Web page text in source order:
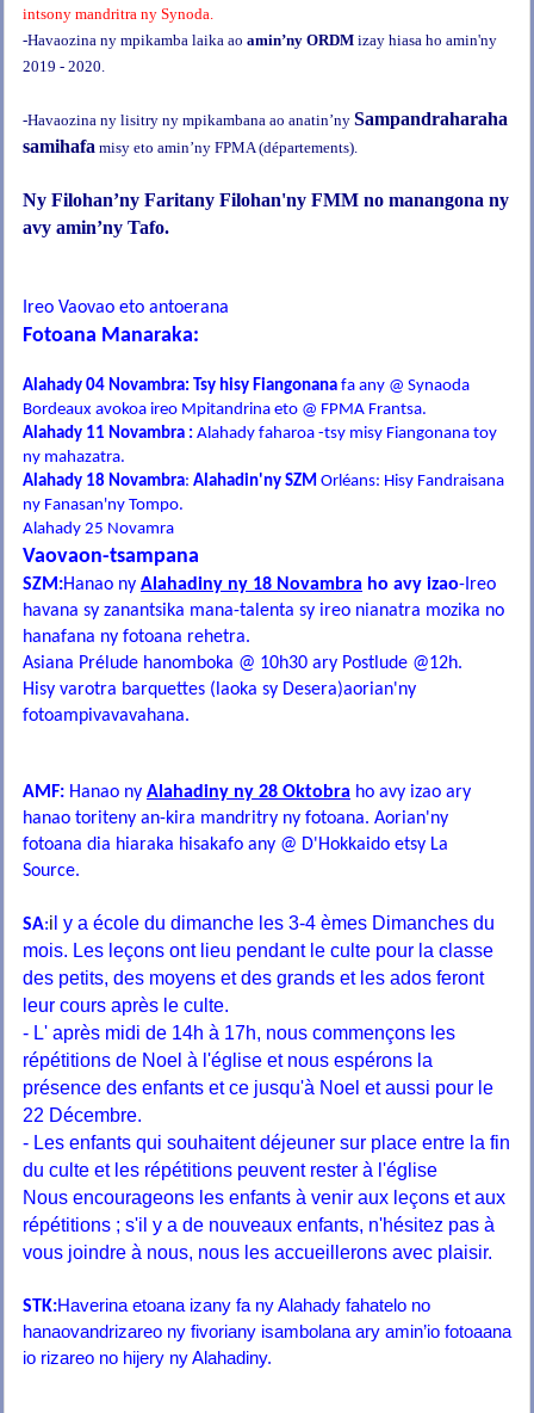
intsony mandritra ny Synoda.
-Havaozina ny mpikamba laika ao amin’ny ORDM izay hiasa ho amin'ny
2019 - 2020.
-Havaozina ny lisitry ny mpikambana ao anatin’ny Sampandraharaha
samihafa misy eto amin’ny FPMA (départements).
Ny Filohan’ny Faritany Filohan'ny FMM no manangona ny
avy amin’ny Tafo.
Ireo Vaovao eto antoerana
Fotoana Manaraka:
Alahady 04 Novambra: Tsy hisy Fiangonana fa any @ Synaoda
Bordeaux avokoa ireo Mpitandrina eto @ FPMA Frantsa.
Alahady 11 Novambra : Alahady faharoa -tsy misy Fiangonana toy
ny mahazatra.
Alahady 18 Novambra: Alahadin'ny SZM Orléans: Hisy Fandraisana
ny Fanasan'ny Tompo.
Alahady 25 Novamra
Vaovaon-tsampana
SZM:Hanao ny Alahadiny ny 18 Novambra ho avy izao-Ireo
havana sy zanantsika mana-talenta sy ireo nianatra mozika no
hanafana ny fotoana rehetra.
Asiana Prélude hanomboka @ 10h30 ary Postlude @12h.
Hisy varotra barquettes (laoka sy Desera)aorian'ny
fotoampivavavahana.
AMF: Hanao ny Alahadiny ny 28 Oktobra ho avy izao ary
hanao toriteny an-kira mandritry ny fotoana. Aorian'ny
fotoana dia hiaraka hisakafo any @ D'Hokkaido etsy La
Source.
SA:i l y a école du dimanche les 3-4 èmes Dimanches du
mois. Les leçons ont lieu pendant le culte pour la classe
des petits, des moyens et des grands et les ados feront
leur cours après le culte.
- L' après midi de 14h à 17h, nous commençons les
répétitions de Noel à l'église et nous espérons la
présence des enfants et ce jusqu'à Noel et aussi pour le
22 Décembre.
- Les enfants qui souhaitent déjeuner sur place entre la fin
du culte et les répétitions peuvent rester à l'église
Nous encourageons les enfants à venir aux leçons et aux
répétitions ; s'il y a de nouveaux enfants, n'hésitez pas à
vous joindre à nous, nous les accueillerons avec plaisir.
STK:Haverina etoana izany fa ny Alahady fahatelo no
hanaovandrizareo ny fivoriany isambolana ary amin’io fotoaana
io rizareo no hijery ny Alahadiny.